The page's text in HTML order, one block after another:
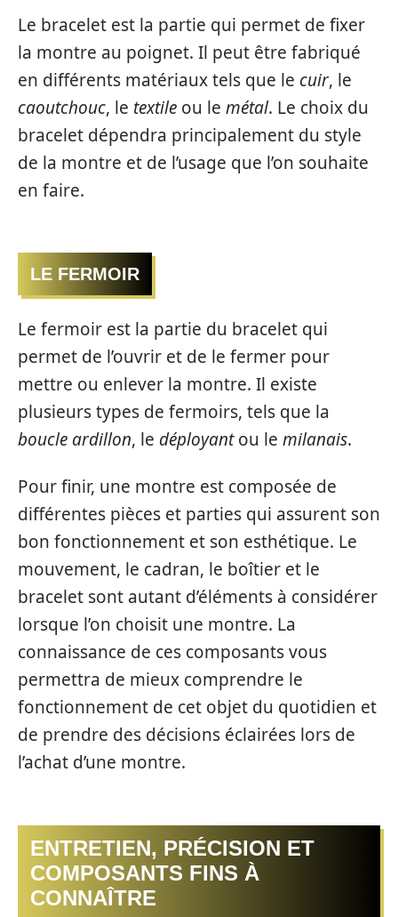
Le bracelet est la partie qui permet de fixer
la montre au poignet. Il peut être fabriqué
en différents matériaux tels que le cuir, le
caoutchouc, le textile ou le métal. Le choix du
bracelet dépendra principalement du style
de la montre et de l’usage que l’on souhaite
en faire.
LE FERMOIR
Le fermoir est la partie du bracelet qui
permet de l’ouvrir et de le fermer pour
mettre ou enlever la montre. Il existe
plusieurs types de fermoirs, tels que la
boucle ardillon, le déployantou le milanais.
Pour finir, une montre est composée de
différentes pièces et parties qui assurent son
bon fonctionnement et son esthétique. Le
mouvement, le cadran, le boîtier et le
bracelet sont autant d’éléments à considérer
lorsque l’on choisit une montre. La
connaissance de ces composants vous
permettra de mieux comprendre le
fonctionnement de cet objet du quotidien et
de prendre des décisions éclairées lors de
l’achat d’une montre.
ENTRETIEN, PRÉCISION ET
COMPOSANTS FINS À
CONNAÎTRE